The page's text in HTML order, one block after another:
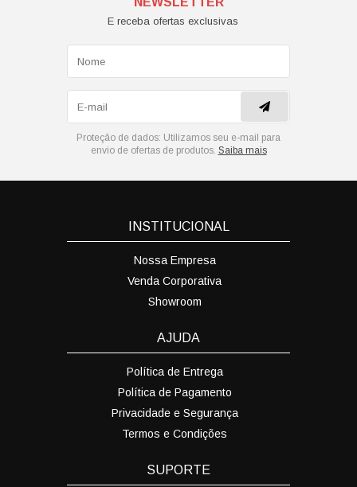
E receba ofertas exclusivas
Proteção de dados: Utilizamos seu e-mail para
envio de ofertas de produtos. Saiba mais
INSTITUCIONAL
Nossa Empresa
Venda Corporativa
Showroom
AJUDA
Política de Entrega
Política de Pagamento
Privacidade e Segurança
Termos e Condições
SUPORTE